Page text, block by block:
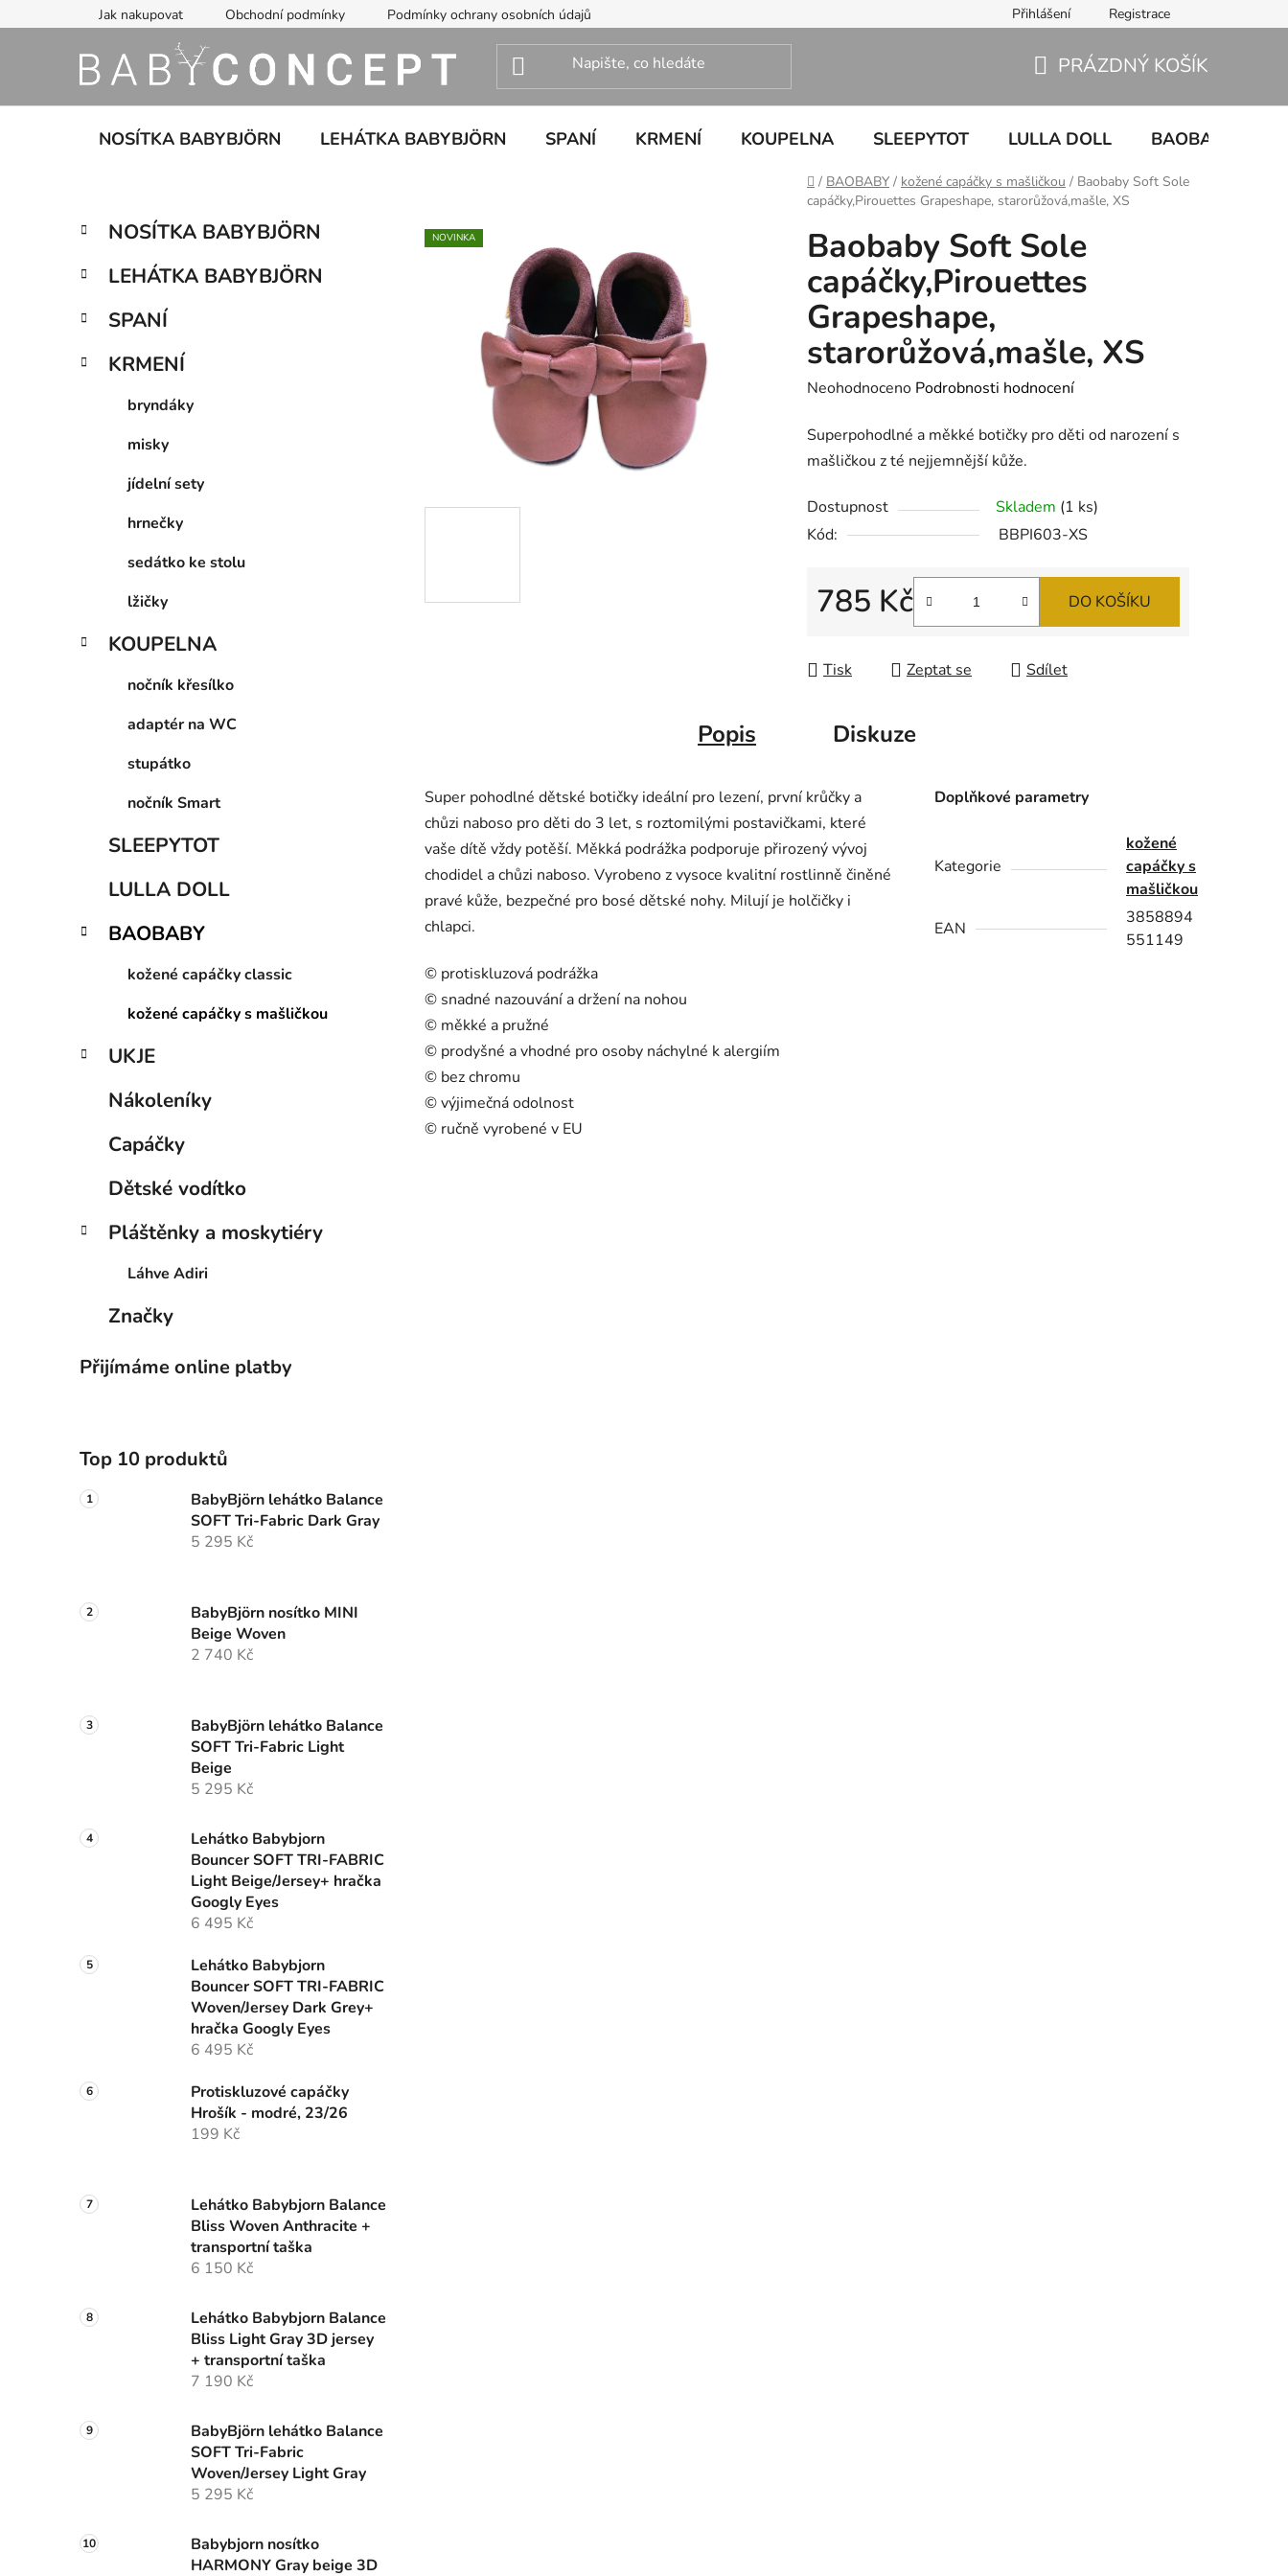
na
Jak nakupovat Obchodní podmínky Podmínky ochrany osobních údajů Přihlášení Registrace
KOŠÍK
PRÁZDNÝ KOŠÍK
NOSÍTKA BABYBJÖRN LEHÁTKA BABYBJÖRN SPANÍ KRMENÍ KOUPELNA SLEEPYTOT LULLA DOLL BAOBABY
Domů
/ BAOBABY / kožené capáčky s mašličkou / Baobaby Soft Sole
capáčky,Pirouettes Grapeshape, starorůžová,mašle, XS
P
s
r
n
Přeskočit
kategorie
K
a
e
o
i
NOSÍTKA BABYBJÖRN
LEHÁTKA BABYBJÖRN
SPANÍ
KRMENÍ
bryndáky
misky
jídelní sety
hrnečky
sedátko ke stolu
lžičky
KOUPELNA
nočník křesílko
adaptér na WC
stupátko
nočník Smart
SLEEPYTOT
LULLA DOLL
BAOBABY
kožené capáčky classic
kožené capáčky s mašličkou
UKJE
Nákoleníky
Capáčky
Dětské vodítko
Pláštěnky a moskytiéry
Láhve Adiri
Značky
Přijímáme online platby
Top 10 produktů
BabyBjörn lehátko Balance
SOFT Tri-Fabric Dark Gray
5 295 Kč
BabyBjörn nosítko MINI
Beige Woven
2 740 Kč
BabyBjörn lehátko Balance
SOFT Tri-Fabric Light
Beige
5 295 Kč
Lehátko Babybjorn
Bouncer SOFT TRI-FABRIC
Light Beige/Jersey+ hračka
Googly Eyes
6 495 Kč
Lehátko Babybjorn
Bouncer SOFT TRI-FABRIC
Woven/Jersey Dark Grey+
hračka Googly Eyes
6 495 Kč
Protiskluzové capáčky
Hrošík - modré, 23/26
199 Kč
Lehátko Babybjorn Balance
Bliss Woven Anthracite +
transportní taška
6 150 Kč
Lehátko Babybjorn Balance
Bliss Light Gray 3D jersey
+ transportní taška
7 190 Kč
BabyBjörn lehátko Balance
SOFT Tri-Fabric
Woven/Jersey Light Gray
5 295 Kč
Babybjorn nosítko
HARMONY Gray beige 3D
Baobaby Soft Sole
capáčky,Pirouettes
Grapeshape,
starorůžová,mašle, XS
Průměrné
produktu
je
z
5
Neohodnoceno Podrobnosti hodnocení
Superpohodlné a měkké botičky pro děti od narození s
mašličkou z té nejjemnější kůže.
Dostupnost Skladem (1 ks)
Kód:
BBPI603-XS
785 Kč DO KOŠÍKU
Tisk Zeptat se Sdílet
NOVINKA
Popis Diskuze
Super pohodlné dětské botičky ideální pro lezení, první krůčky a
chůzi naboso pro děti do 3 let, s roztomilými postavičkami, které
vaše dítě vždy potěší. Měkká podrážka podporuje přirozený vývoj
chodidel a chůzi naboso. Vyrobeno z vysoce kvalitní rostlinně činěné
pravé kůže, bezpečné pro bosé dětské nohy. Milují je holčičky i
chlapci.
© protiskluzová podrážka
© snadné nazouvání a držení na nohou
© měkké a pružné
© prodyšné a vhodné pro osoby náchylné k alergiím
© bez chromu
© výjimečná odolnost
© ručně vyrobené v EU
Doplňkové parametry
Kategorie
kožené
capáčky s
mašličkou
EAN
3858894
551149